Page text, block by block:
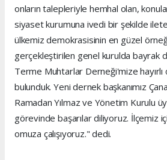
onların talepleriyle hemhal olan,
siyaset kurumuna ivedi bir şekilde
ülkemiz demokrasisinin en güzel
gerçekleştirilen genel kurulda bayrak
Terme Muhtarlar Derneği'mize
bulunduk. Yeni dernek başkanımız
Ramadan Yılmaz ve Yönetim Kurulu
görevinde başarılar diliyoruz. İlçemiz
omuza çalışıyoruz." dedi.